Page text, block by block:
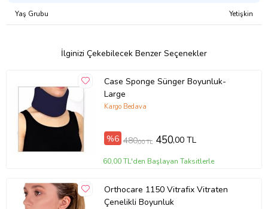
immobilize eder
Kas spazmları ve musculoligamentous yırtılma veya
Cervikal tendinitis
Post Cervikal füzyon
Cervikal kasting için dayanak
Ürün Kodu:kcm69161562
Yaş Grubu Yetişkin
İlginizi Çekebilecek Benzer Seçenekler
Case Sponge Sünger Boyunluk-
Large
Kargo Bedava
%6 480,00 TL 450,00 TL
60,00 TL'den Başlayan Taksitlerle
Orthocare 1150 Vitrafix Vitraten
Çenelikli Boyunluk